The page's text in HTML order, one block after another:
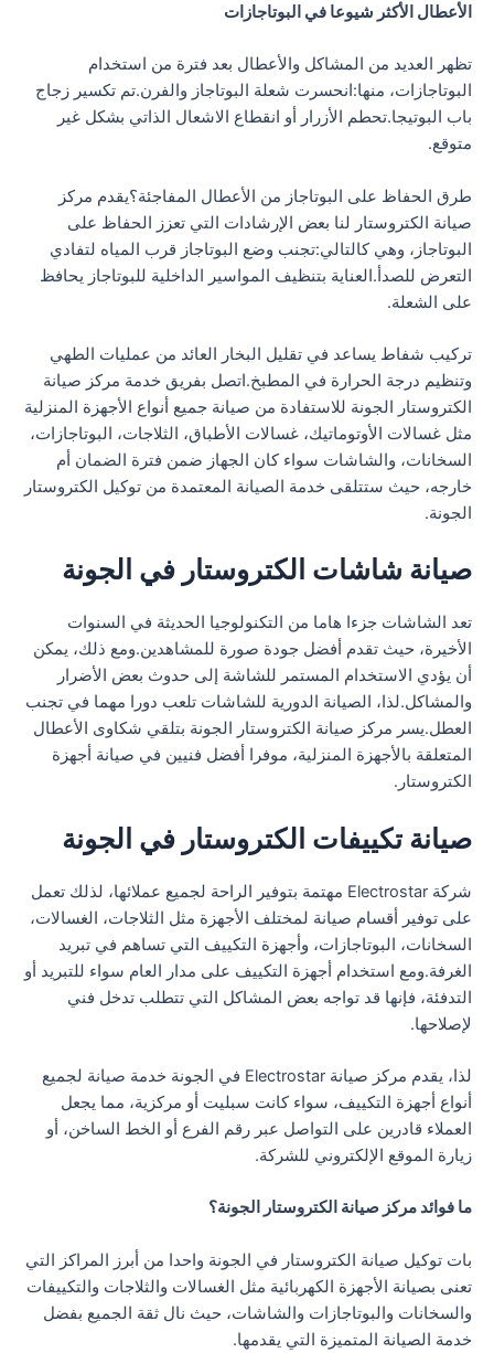
الأعطال الأكثر شيوعا في البوتاجازات
تظهر العديد من المشاكل والأعطال بعد فترة من استخدام
البوتاجازات، منها:انحسرت شعلة البوتاجاز والفرن.تم تكسير زجاج
باب البوتيجا.تحطم الأزرار أو انقطاع الاشعال الذاتي بشكل غير
متوقع.
طرق الحفاظ على البوتاجاز من الأعطال المفاجئة؟يقدم مركز
صيانة الكتروستار لنا بعض الإرشادات التي تعزز الحفاظ على
البوتاجاز، وهي كالتالي:تجنب وضع البوتاجاز قرب المياه لتفادي
التعرض للصدأ.العناية بتنظيف المواسير الداخلية للبوتاجاز يحافظ
على الشعلة.
تركيب شفاط يساعد في تقليل البخار العائد من عمليات الطهي
وتنظيم درجة الحرارة في المطبخ.اتصل بفريق خدمة مركز صيانة
الكتروستار الجونة للاستفادة من صيانة جميع أنواع الأجهزة المنزلية
مثل غسالات الأوتوماتيك، غسالات الأطباق، الثلاجات، البوتاجازات،
السخانات، والشاشات سواء كان الجهاز ضمن فترة الضمان أم
خارجه، حيث ستتلقى خدمة الصيانة المعتمدة من توكيل الكتروستار
الجونة.
صيانة شاشات الكتروستار في الجونة
تعد الشاشات جزءا هاما من التكنولوجيا الحديثة في السنوات
الأخيرة، حيث تقدم أفضل جودة صورة للمشاهدين.ومع ذلك، يمكن
أن يؤدي الاستخدام المستمر للشاشة إلى حدوث بعض الأضرار
والمشاكل.لذا، الصيانة الدورية للشاشات تلعب دورا مهما في تجنب
العطل.يسر مركز صيانة الكتروستار الجونة بتلقي شكاوى الأعطال
المتعلقة بالأجهزة المنزلية، موفرا أفضل فنيين في صيانة أجهزة
الكتروستار.
صيانة تكييفات الكتروستار في الجونة
شركة Electrostar مهتمة بتوفير الراحة لجميع عملائها، لذلك تعمل
على توفير أقسام صيانة لمختلف الأجهزة مثل الثلاجات، الغسالات،
السخانات، البوتاجازات، وأجهزة التكييف التي تساهم في تبريد
الغرفة.ومع استخدام أجهزة التكييف على مدار العام سواء للتبريد أو
التدفئة، فإنها قد تواجه بعض المشاكل التي تتطلب تدخل فني
لإصلاحها.
لذا، يقدم مركز صيانة Electrostar في الجونة خدمة صيانة لجميع
أنواع أجهزة التكييف، سواء كانت سبليت أو مركزية، مما يجعل
العملاء قادرين على التواصل عبر رقم الفرع أو الخط الساخن، أو
زيارة الموقع الإلكتروني للشركة.
ما فوائد مركز صيانة الكتروستار الجونة؟
بات توكيل صيانة الكتروستار في الجونة واحدا من أبرز المراكز التي
تعنى بصيانة الأجهزة الكهربائية مثل الغسالات والثلاجات والتكييفات
والسخانات والبوتاجازات والشاشات، حيث نال ثقة الجميع بفضل
خدمة الصيانة المتميزة التي يقدمها.